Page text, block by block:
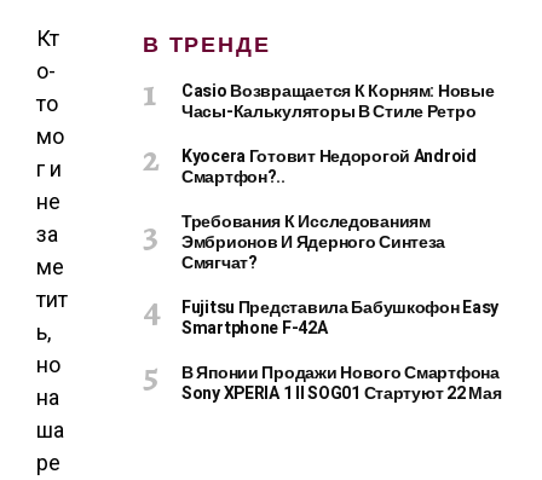
Кт
о-
то
мо
г и
не
за
ме
тит
ь,
но
на
ша
ре
В ТРЕНДЕ
Casio Возвращается К Корням: Новые
Часы-Калькуляторы В Стиле Ретро
Kyocera Готовит Недорогой Android
Смартфон?..
Требования К Исследованиям
Эмбрионов И Ядерного Синтеза
Смягчат?
Fujitsu Представила Бабушкофон Easy
Smartphone F-42A
В Японии Продажи Нового Смартфона
Sony XPERIA 1 II SOG01 Стартуют 22 Мая